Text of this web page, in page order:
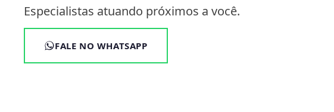
Especialistas atuando próximos a você.
FALE NO WHATSAPP